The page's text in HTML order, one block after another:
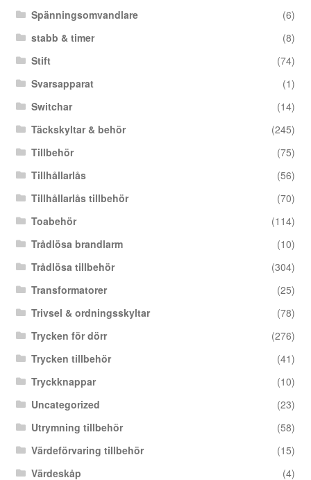
Spänningsomvandlare
(6)
stabb & timer
(8)
Stift
(74)
Svarsapparat
(1)
Switchar
(14)
Täckskyltar & behör
(245)
Tillbehör
(75)
Tillhållarlås
(56)
Tillhållarlås tillbehör
(70)
Toabehör
(114)
Trådlösa brandlarm
(10)
Trådlösa tillbehör
(304)
Transformatorer
(25)
Trivsel & ordningsskyltar
(78)
Trycken för dörr
(276)
Trycken tillbehör
(41)
Tryckknappar
(10)
Uncategorized
(23)
Utrymning tillbehör
(58)
Värdeförvaring tillbehör
(15)
Värdeskåp
(4)